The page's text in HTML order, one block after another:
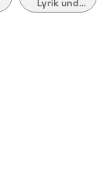
Dichtung